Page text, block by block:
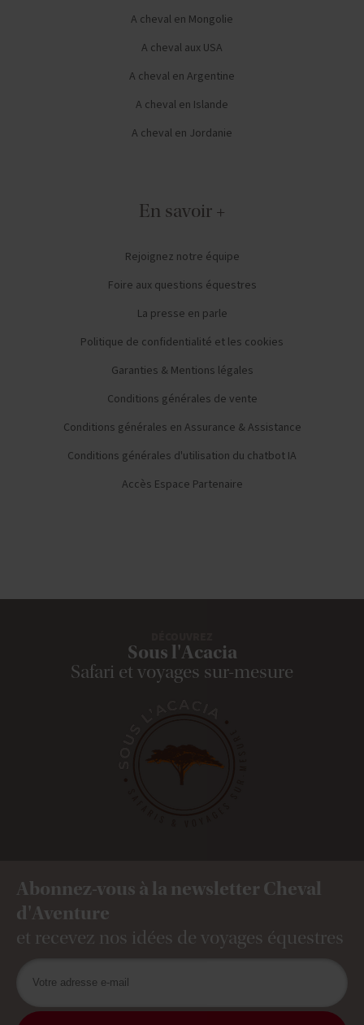
A cheval en Mongolie
A cheval aux USA
A cheval en Argentine
A cheval en Islande
A cheval en Jordanie
En savoir +
Rejoignez notre équipe
Foire aux questions équestres
La presse en parle
Politique de confidentialité et les cookies
Garanties & Mentions légales
Conditions générales de vente
Conditions générales en Assurance & Assistance
Conditions générales d'utilisation du chatbot IA
Accès Espace Partenaire
Sous l'Acacia
Safari et voyages sur-mesure
Abonnez-vous à la newsletter Cheval
d'Aventure
et recevez nos idées de voyages équestres